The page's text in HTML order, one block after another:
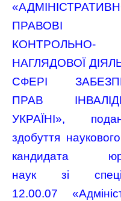
ПРАВОВІ
КОНТРОЛЬНО-
НАГЛЯДОВОЇ
СФЕРІ
ПРАВ
УКРАЇНІ»,
здобуття
кандидата
наук зі
12.00.07